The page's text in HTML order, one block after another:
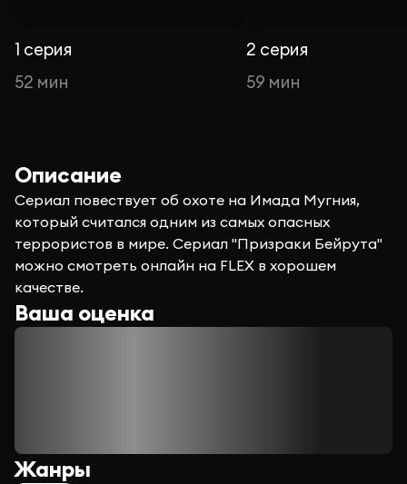
1 серия
52 мин
2 серия
59 мин
Описание
Сериал повествует об охоте на Имада Мугния,
который считался одним из самых опасных
террористов в мире. Сериал "Призраки Бейрута"
можно смотреть онлайн на FLEX в хорошем
качестве.
Ваша оценка
Жанры